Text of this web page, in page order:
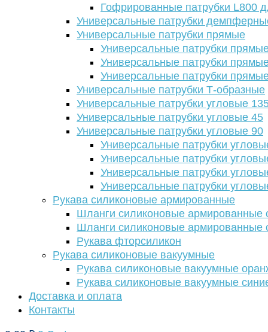
Гофрированные патрубки L800
Универсальные патрубки
Универсальные патрубки прямые
Универсальные патрубки
Универсальные патрубки
Универсальные патрубки
Универсальные патрубки Т-образные
Универсальные патрубки угловые
Универсальные патрубки угловые 45
Универсальные патрубки угловые 90
Универсальные патрубки
Универсальные патрубки
Универсальные патрубки
Универсальные патрубки
Рукава силиконовые армированные
Шланги силиконовые армированные
Шланги силиконовые армированные
Рукава фторсиликон
Рукава силиконовые вакуумные
Рукава силиконовые вакуумные
Рукава силиконовые вакуумные
Доставка и оплата
Контакты